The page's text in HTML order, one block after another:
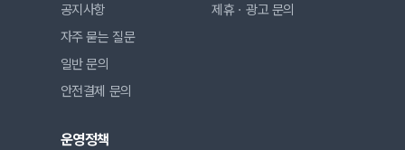
공지사항
자주 묻는 질문
일반 문의
안전결제 문의
제휴ㆍ광고 문의
운영정책